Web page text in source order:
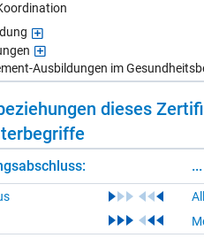
Ausbildungen im
die­ses